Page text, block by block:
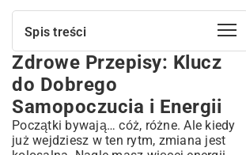
Spis treści
Zdrowe Przepisy: Klucz do Dobrego
Samopoczucia i Energii
Dlaczego warto wprowadzić zdrowe
nawyki żywieniowe?
Podstawowe zasady zdrowego
odżywiania, o których musisz wiedzieć
Zdrowe Przepisy: Klucz
do Dobrego
Samopoczucia i Energii
Początki bywają… cóż, różne. Ale kiedy
już wejdziesz w ten rytm, zmiana jest